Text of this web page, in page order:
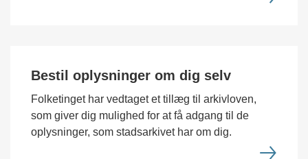
Bestil oplysninger om dig selv
Folketinget har vedtaget et tillæg til arkivloven,
som giver dig mulighed for at få adgang til de
oplysninger, som stadsarkivet har om dig.